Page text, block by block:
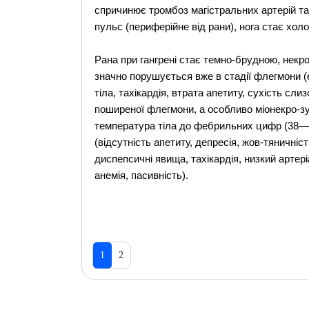
спричинює тромбоз магістральних артерій
пульс (периферійне від рани), нога стає
Рана при гангрені стає темно-брудною,
значно порушується вже в стадії флегмони
тіла, тахікардія, втрата апетиту, сухість
поширеної флегмони, а особливо міонекро-
температура тіла до фебрильних цифр
(відсутність апетиту, депресія, жов-
диспепсичні явища, тахікардія, низкий
анемія, пасивність).
1 2